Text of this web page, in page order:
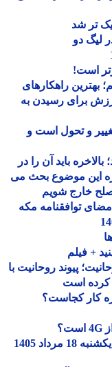
شد
دو
است!
راهکارهای
برای رسیدن به
و تحول است و
باید آن را در
این موضوع بحث می
خارج شویم
توافقنامه مکه
فیلم
پیوند روحانیت با
است
کجاست؟
قیمت بیت کوین و ارز های دیجیتال امروز یکشنبه 18 مرداد 1405